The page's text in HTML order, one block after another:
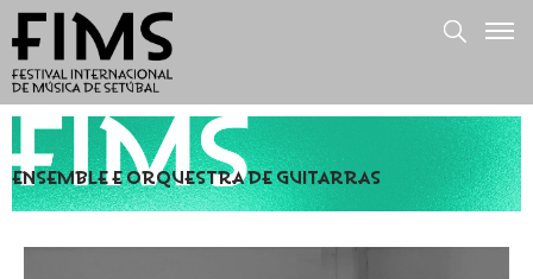
ENSEMBLE E ORQUESTRA DE GUITARRAS